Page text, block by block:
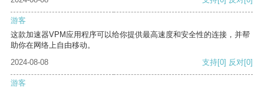
游客
这款加速器VPM应用程序可以给你提供最高速度和安全性的连接，并帮
助你在网络上自由移动。
2024-08-08
支持[0] 反对[0]
游客